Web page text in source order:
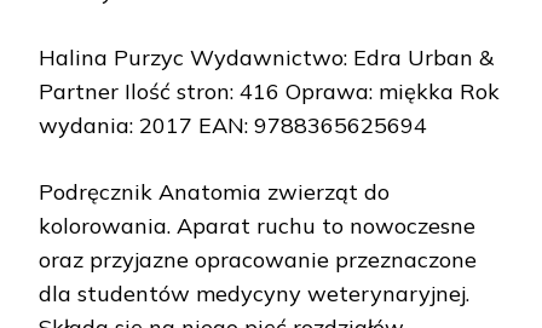
Halina Purzyc Wydawnictwo: Edra Urban &
Partner Ilość stron: 416 Oprawa: miękka Rok
wydania: 2017 EAN: 9788365625694
Podręcznik Anatomia zwierząt do
kolorowania. Aparat ruchu to nowoczesne
oraz przyjazne opracowanie przeznaczone
dla studentów medycyny weterynaryjnej.